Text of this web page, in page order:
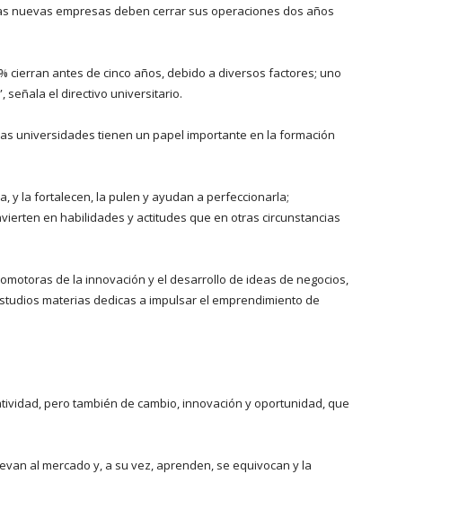
nuevas empresas deben cerrar sus operaciones dos años
cierran antes de cinco años, debido a diversos factores; uno
señala el directivo universitario.
universidades tienen un papel importante en la formación
y la fortalecen, la pulen y ayudan a perfeccionarla;
en habilidades y actitudes que en otras circunstancias
de la innovación y el desarrollo de ideas de negocios,
materias dedicas a impulsar el emprendimiento de
pero también de cambio, innovación y oportunidad, que
al mercado y, a su vez, aprenden, se equivocan y la